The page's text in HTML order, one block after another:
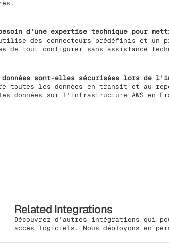
d'une expertise technique pour
utilise des connecteurs prédéfinis et un
de tout configurer sans assistance
données sont-elles sécurisées lors de
toutes les données en transit et au
données sur l'infrastructure AWS en
Related Integrations
Découvrez d'autres intégrations qui
accès logiciels. Nous déployons en